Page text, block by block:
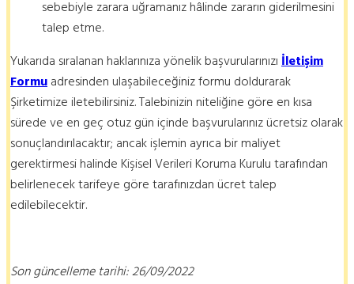
sebebiyle zarara uğramanız hâlinde zararın giderilmesini
talep etme.
Yukarıda sıralanan haklarınıza yönelik başvurularınızıİletişim
Formuadresinden ulaşabileceğiniz formu doldurarak
Şirketimize iletebilirsiniz. Talebinizin niteliğine göre en kısa
sürede ve en geç otuz gün içinde başvurularınız ücretsiz olarak
sonuçlandırılacaktır; ancak işlemin ayrıca bir maliyet
gerektirmesi halinde Kişisel Verileri Koruma Kurulu tarafından
belirlenecek tarifeye göre tarafınızdan ücret talep
edilebilecektir.
Son güncelleme tarihi: 26/09/2022